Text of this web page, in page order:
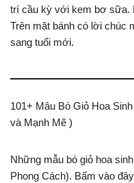
trí cầu kỳ với kem bơ sữa.
Trên mặt bánh có lời chúc
sang tuổi mới.
101+ Mâu Bó Giỏ Hoa
và Mạnh Mẽ )
Những mẫu bó giỏ hoa
Phong Cách). Bấm vào